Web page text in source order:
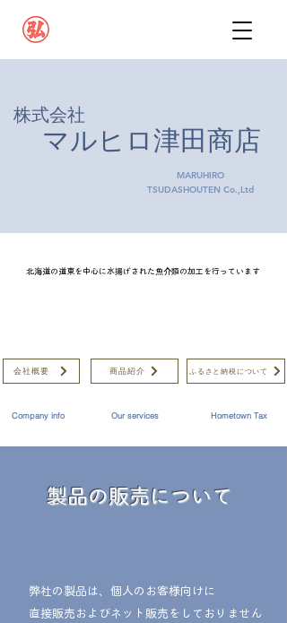
​株式会社
マルヒロ津田商店
MARUHIRO
TSUDASHOUTEN Co.,Ltd
​北海道の道東を中心に水揚げされた魚介類の加工を行っています
会社概要
​Company info
商品紹介
​Our services
ふるさと納税について
​Hometown Tax
​​製品の販売について
弊社の製品は、個人のお客様向けに
直接販売およびネット販売をしておりません